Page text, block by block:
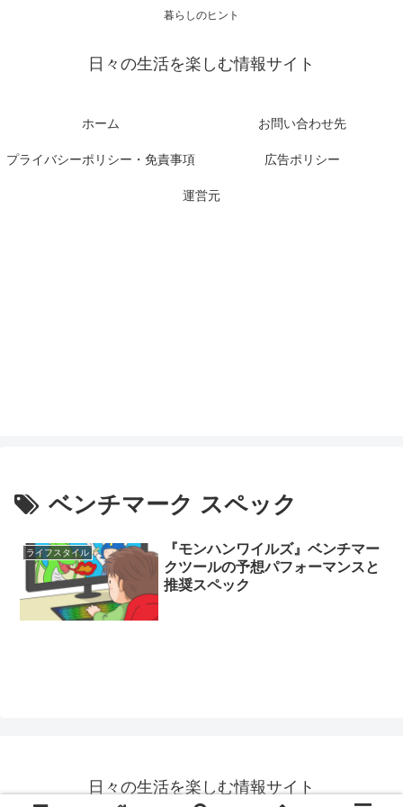
暮らしのヒント
日々の生活を楽しむ情報サイト
ホーム お問い合わせ先
プライバシーポリシー・免責事項 広告ポリシー
運営元
ベンチマーク スペック
ライフスタイル
『モンハンワイルズ』ベンチマー
クツールの予想パフォーマンスと
推奨スペック
日々の生活を楽しむ情報サイト